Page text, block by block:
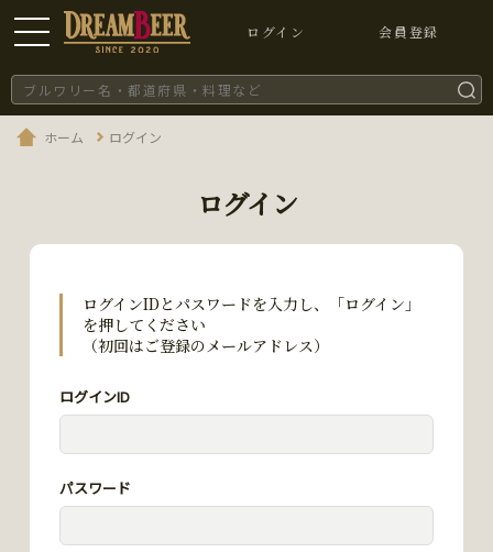
ログイン 会員登録
ホーム ログイン
ログイン
ログインIDとパスワードを入力し、「ログイン」
を押してください
（初回はご登録のメールアドレス）
ログインID
パスワード